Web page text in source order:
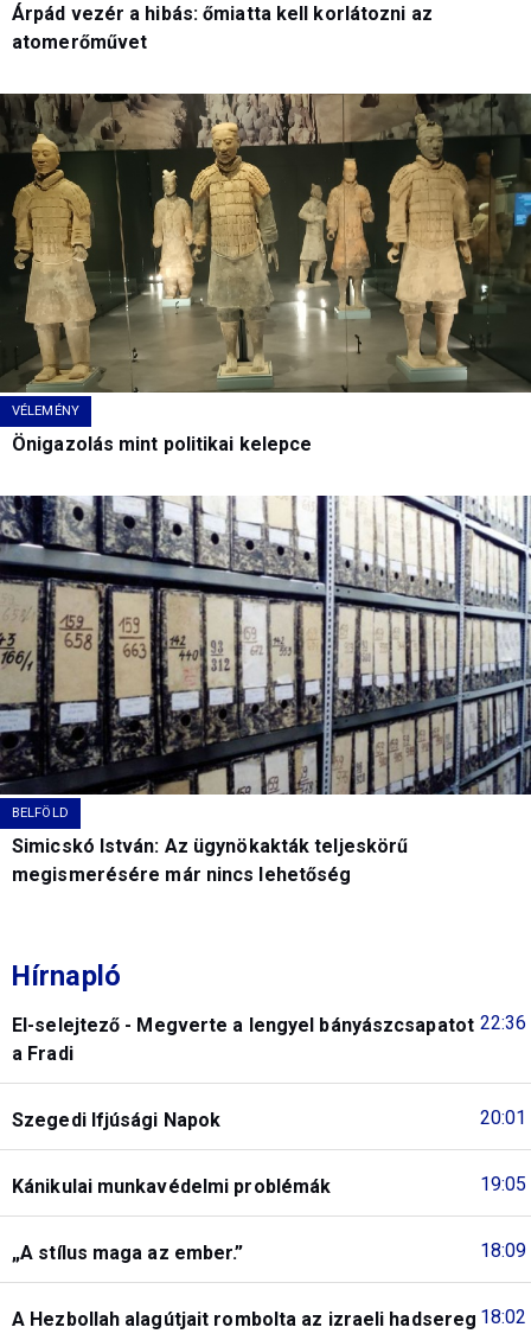
Árpád vezér a hibás: őmiatta kell korlátozni az
atomerőművet
VÉLEMÉNY
Önigazolás mint politikai kelepce
BELFÖLD
Simicskó István: Az ügynökakták teljeskörű
megismerésére már nincs lehetőség
Hírnapló
22:36
El-selejtező - Megverte a lengyel bányászcsapatot
a Fradi
20:01
Szegedi Ifjúsági Napok
19:05
Kánikulai munkavédelmi problémák
18:09
„A stílus maga az ember.”
18:02
A Hezbollah alagútjait rombolta az izraeli hadsereg